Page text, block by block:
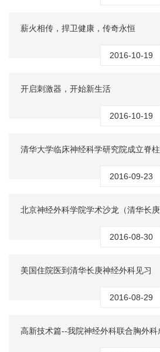
薪火相传，捍卫健康，传奇永恒
2016-10-19
开启刺激器，开始新生活
2016-10-19
清华大学临床神经科学研究院成立脊
2016-09-23
北京神经外科学院学术沙龙（清华长庚
2016-08-30
美国住院医到清华长庚神经外科见习
2016-08-29
高新技术篇--我院神经外科联合胸外科